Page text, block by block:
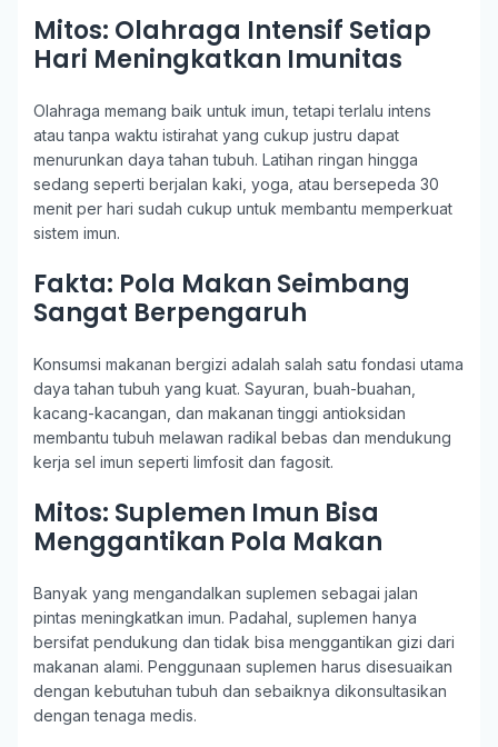
Mitos: Olahraga Intensif Setiap
Hari Meningkatkan Imunitas
Olahraga memang baik untuk imun, tetapi terlalu intens
atau tanpa waktu istirahat yang cukup justru dapat
menurunkan daya tahan tubuh. Latihan ringan hingga
sedang seperti berjalan kaki, yoga, atau bersepeda 30
menit per hari sudah cukup untuk membantu memperkuat
sistem imun.
Fakta: Pola Makan Seimbang
Sangat Berpengaruh
Konsumsi makanan bergizi adalah salah satu fondasi utama
daya tahan tubuh yang kuat. Sayuran, buah-buahan,
kacang-kacangan, dan makanan tinggi antioksidan
membantu tubuh melawan radikal bebas dan mendukung
kerja sel imun seperti limfosit dan fagosit.
Mitos: Suplemen Imun Bisa
Menggantikan Pola Makan
Banyak yang mengandalkan suplemen sebagai jalan
pintas meningkatkan imun. Padahal, suplemen hanya
bersifat pendukung dan tidak bisa menggantikan gizi dari
makanan alami. Penggunaan suplemen harus disesuaikan
dengan kebutuhan tubuh dan sebaiknya dikonsultasikan
dengan tenaga medis.